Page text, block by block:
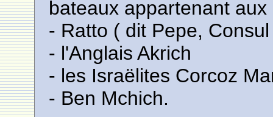
bateaux appartenant
- Ratto ( dit Pepe,
- l'Anglais Akrich
- les Israëlites Corcoz
- Ben Mchich.